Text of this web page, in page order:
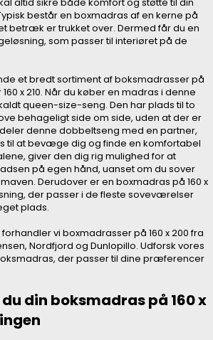
består en boxmadras af en kerne på
betræk er trukket over. Dermed får du en
som passer til interiøret på de
et bredt sortiment af boksmadrasser på
160 x 210. Når du køber en madras i denne
queen-size-seng. Den har plads til to
behageligt side om side, uden at der er
denne dobbeltseng med en partner,
til at bevæge dig og finde en komfortabel
giver den dig rig mulighed for at
på egen hånd, uanset om du sover
Derudover er en boxmadras på 160 x
der passer i de fleste soveværelser
plads.
vi boxmadrasser på 160 x 200 fra
Nordfjord og Dunlopillo. Udforsk vores
der passer til dine præferencer
din boksmadras på 160 x